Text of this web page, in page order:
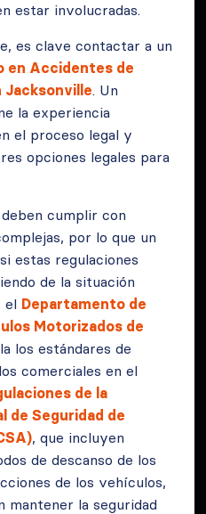
estar involucradas.
es clave contactar a un
en Accidentes de
Jacksonville. Un
la experiencia
el proceso legal y
opciones legales para
cumplir con
por lo que un
estas regulaciones
de la situación
el Departamento de
Motorizados de
los estándares de
comerciales en el
de la
de Seguridad de
, que incluyen
de descanso de los
de los vehículos,
mantener la seguridad